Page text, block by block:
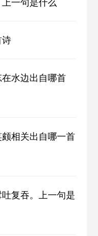
水边出自哪首
相关出自哪一首
复吞。上一句是